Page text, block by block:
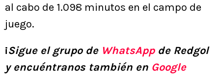
al cabo de 1.098 minutos en el campo de
juego.
¡Sigue el grupo de WhatsAppde Redgol
y encuéntranos también en Google